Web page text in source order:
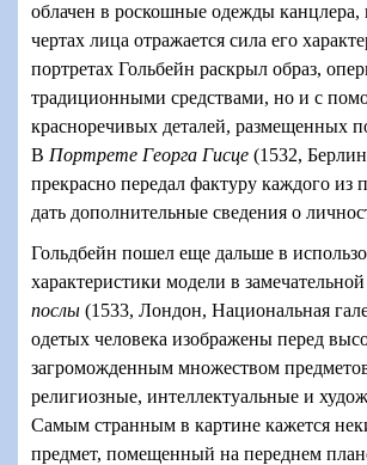
облачен в роскошные одежды канцлера,
чертах лица отражается сила его
портретах Гольбейн раскрыл образ,
традиционными средствами, но и с
красноречивых деталей, размещенных
В Портрете Георга Гисце (1532,
прекрасно передал фактуру каждого из
дать дополнительные сведения о
Гольдбейн пошел еще дальше в
характеристики модели в
послы (1533, Лондон, Национальная
одетых человека изображены перед
загроможденным множеством
религиозные, интеллектуальные и
Самым странным в картине кажется
предмет, помещенный на переднем